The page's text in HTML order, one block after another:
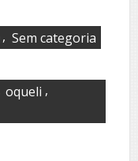
, Sem categoria
oqueli ,